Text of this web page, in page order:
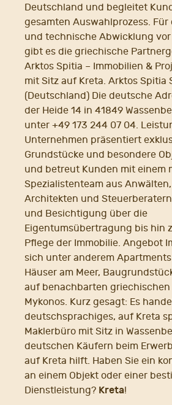
Deutschland und begleitet
gesamten Auswahlprozess.
und technische Abwicklung vor
gibt es die griechische
Arktos Spitia – Immobilien &
mit Sitz auf Kreta. Arktos Spitia
(Deutschland) Die deutsche
der Heide 14 in 41849
unter +49 173 244 07 04.
Unternehmen präsentiert
Grundstücke und besondere
und betreut Kunden mit einem
Spezialistenteam aus
Architekten und
und Besichtigung über die
Eigentumsübertragung bis hin
Pflege der Immobilie. Angebot
sich unter anderem
Häuser am Meer,
auf benachbarten griechischen
Mykonos. Kurz gesagt: Es
deutschsprachiges, auf Kreta
Maklerbüro mit Sitz in
deutschen Käufern beim
auf Kreta hilft. Haben Sie ein
an einem Objekt oder einer
Dienstleistung? Kreta!